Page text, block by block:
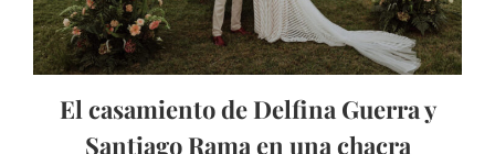
El casamiento de Delfina Guerra y
Santiago Rama en una chacra